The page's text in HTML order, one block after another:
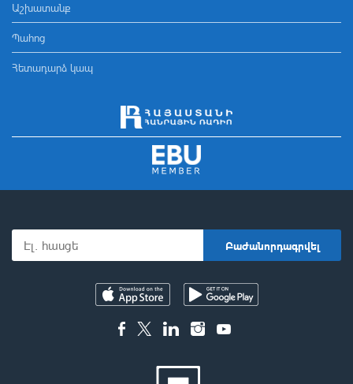
Աշխատանք
Պահոց
Հետադարձ կապ